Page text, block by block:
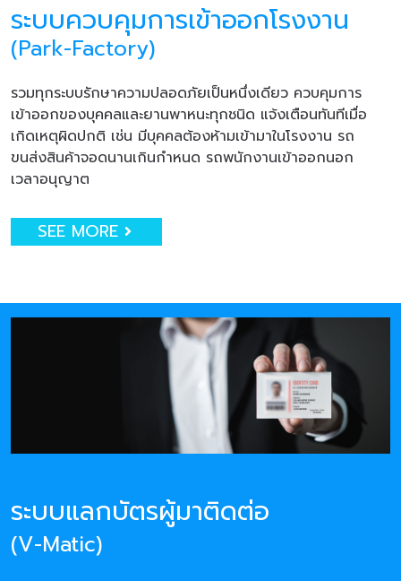
ระบบควบคุมการเข้าออกโรงงาน
(Park-Factory)
รวมทุกระบบรักษาความปลอดภัยเป็นหนึ่งเดียว ควบคุมการ
เข้าออกของบุคคลและยานพาหนะทุกชนิด แจ้งเตือนทันทีเมื่อ
เกิดเหตุผิดปกติ เช่น มีบุคคลต้องห้ามเข้ามาในโรงงาน รถ
ขนส่งสินค้าจอดนานเกินกำหนด รถพนักงานเข้าออกนอก
เวลาอนุญาต
SEE MORE
ระบบแลกบัตรผู้มาติดต่อ
(V-Matic)